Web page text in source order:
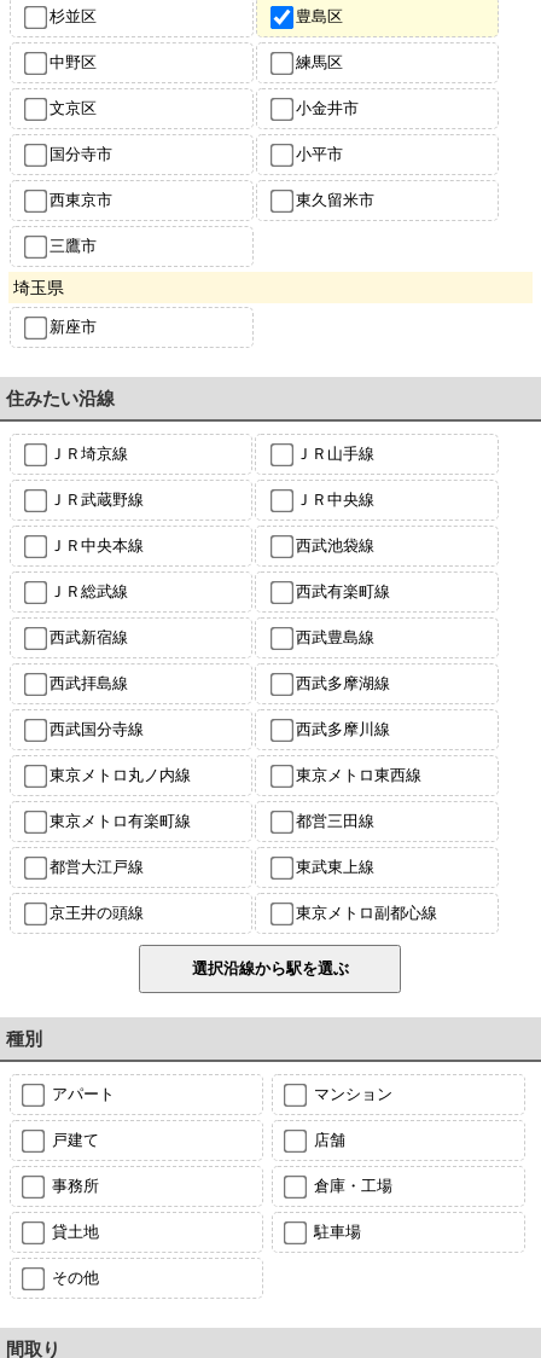
杉並区 豊島区
中野区 練馬区
文京区 小金井市
国分寺市 小平市
西東京市 東久留米市
三鷹市
埼玉県
新座市
住みたい沿線
ＪＲ埼京線 ＪＲ山手線
ＪＲ武蔵野線 ＪＲ中央線
ＪＲ中央本線 西武池袋線
ＪＲ総武線 西武有楽町線
西武新宿線 西武豊島線
西武拝島線 西武多摩湖線
西武国分寺線 西武多摩川線
東京メトロ丸ノ内線 東京メトロ東西線
東京メトロ有楽町線 都営三田線
都営大江戸線 東武東上線
京王井の頭線 東京メトロ副都心線
種別
アパート マンション
戸建て 店舗
事務所 倉庫・工場
貸土地 駐車場
その他
間取り